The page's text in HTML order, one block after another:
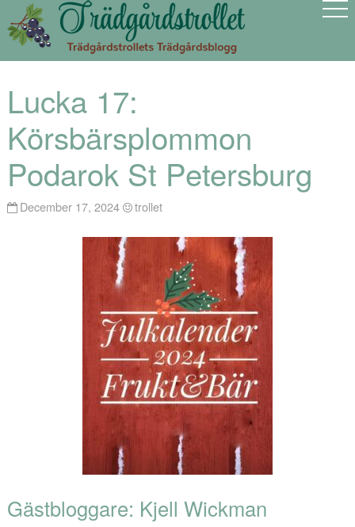
Lucka 17:
Körsbärsplommon
Podarok St Petersburg
December 17, 2024 trollet
Gästbloggare: Kjell Wickman